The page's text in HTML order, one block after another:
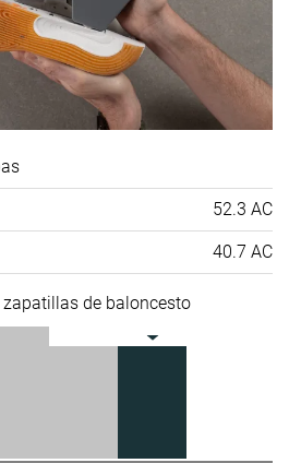
52.3 AC
40.7 AC
de baloncesto